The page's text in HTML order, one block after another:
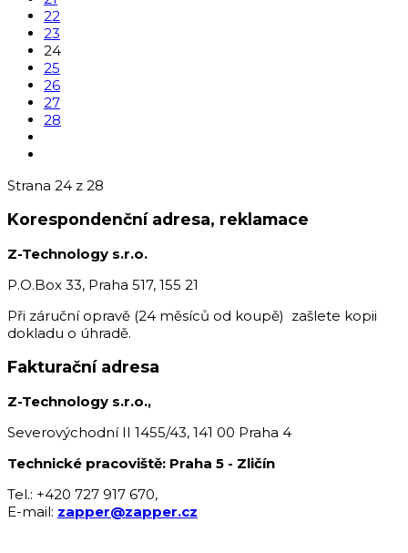
22
23
24
25
26
27
28
Strana 24 z 28
Korespondenční adresa, reklamace
Z-Technology s.r.o.
P.O.Box 33, Praha 517, 155 21
Při záruční opravě (24 měsíců od koupě) zašlete kopii
dokladu o úhradě.
Fakturační adresa
Z-Technology s.r.o.,
Severovýchodní II 1455/43, 141 00 Praha 4
Technické pracoviště: Praha 5 - Zličín
Tel.: +420 727 917 670,
E-mail: zapper@zapper.cz